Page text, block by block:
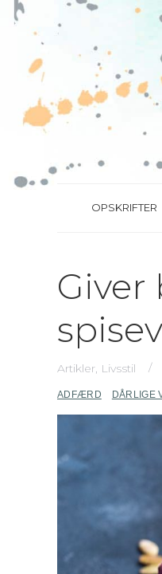
OPSKRIFTER
Giver
Artikler, Livsstil
ADFÆRD DÅRLIGE